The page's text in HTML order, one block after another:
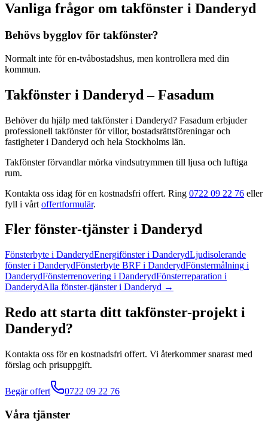
Vanliga frågor om takfönster i Danderyd
Behövs bygglov för takfönster?
Normalt inte för en-tvåbostadshus, men kontrollera med din
kommun.
Takfönster i Danderyd – Fasadum
Behöver du hjälp med takfönster i Danderyd? Fasadum erbjuder
professionell takfönsterför villor, bostadsrättsföreningar och
fastigheteri Danderyd och hela Stockholms län.
Takfönster förvandlar mörka vindsutrymmen till ljusa och luftiga
rum.
Kontakta oss idag för en kostnadsfri offert. Ring 0722 09 22 76 eller
fyll i vårt offertformulär.
Fler fönster-tjänster i Danderyd
Fönsterbyte i DanderydEnergifönster i DanderydLjudisolerande
fönster i DanderydFönsterbyte BRF i DanderydFönstermålning i
DanderydFönsterrenovering i DanderydFönsterreparation i
DanderydAlla fönster-tjänsteri Danderyd →
Redo att starta ditt takfönster-projekt i
Danderyd?
Kontakta oss för en kostnadsfri offert. Vi återkommer snarast med
förslag och prisuppgift.
Begär offert 0722 09 22 76
Våra tjänster